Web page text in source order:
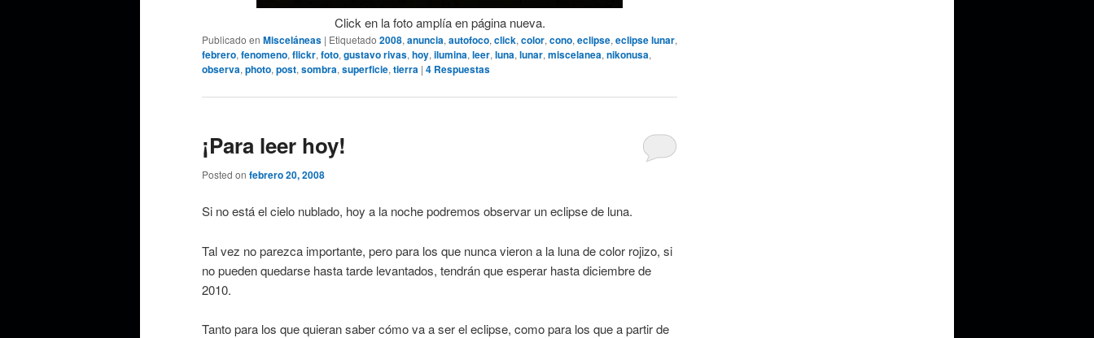
Click en la foto amplía en página nueva.
Publicado en Misceláneas | Etiquetado 2008, anuncia, autofoco, click, color, cono, eclipse, eclipse lunar,
febrero, fenomeno, flickr, foto, gustavo rivas, hoy, ilumina, leer, luna, lunar, miscelanea, nikonusa,
observa, photo, post, sombra, superficie, tierra | 4 Respuestas
¡Para leer hoy!
Posted on febrero 20, 2008
Si no está el cielo nublado, hoy a la noche podremos observar un eclipse de luna.
Tal vez no parezca importante, pero para los que nunca vieron a la luna de color rojizo, si
no pueden quedarse hasta tarde levantados, tendrán que esperar hasta diciembre de
2010.
Tanto para los que quieran saber cómo va a ser el eclipse, como para los que a partir de